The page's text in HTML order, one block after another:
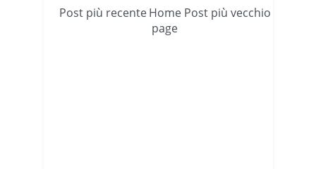
Post più recente Post più vecchio
Home
page